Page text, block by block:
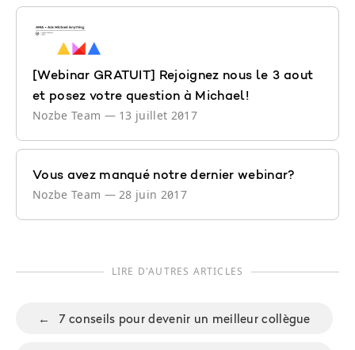
[Webinar GRATUIT] Rejoignez nous le 3 aout
et posez votre question à Michael!
Nozbe Team — 13 juillet 2017
Vous avez manqué notre dernier webinar?
Nozbe Team —28 juin 2017
LIRE D'AUTRES ARTICLES
← 7 conseils pour devenir un meilleur collègue